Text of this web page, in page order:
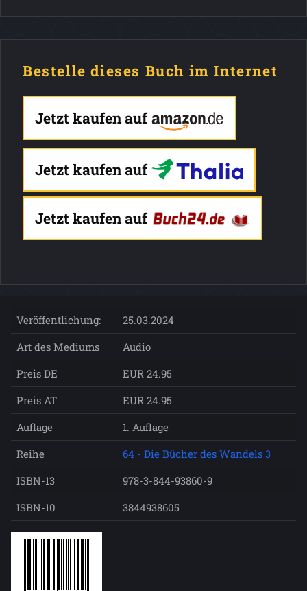
Bestelle dieses Buch im Internet
Jetzt kaufen auf
Jetzt kaufen auf
Jetzt kaufen auf
Veröffentlichung:
25.03.2024
Art des Mediums
Audio
Preis DE
EUR 24.95
Preis AT
EUR 24.95
Auflage
1. Auflage
Reihe
64 - Die Bücher des Wandels 3
ISBN-13
978-3-844-93860-9
ISBN-10
3844938605